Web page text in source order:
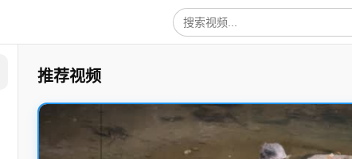
推荐视频